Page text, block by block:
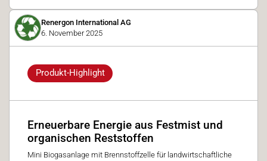
Renergon International AG
6. November 2025
Produkt-Highlight
Erneuerbare Energie aus Festmist und
organischen Reststoffen
Mini Biogasanlage mit Brennstoffzelle für landwirtschaftliche